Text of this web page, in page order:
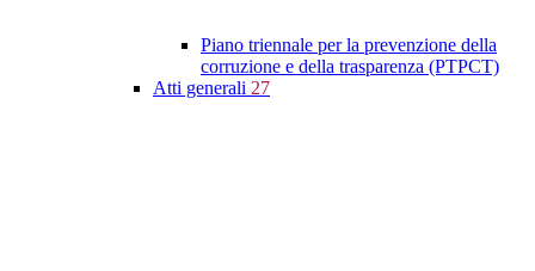
Piano triennale per la prevenzione della
corruzione e della trasparenza (PTPCT)
Atti generali 27